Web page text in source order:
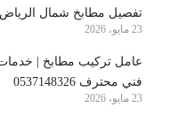
تفصيل مطابخ شمال الرياض 0537148326
23 مايو، 2026
عامل تركيب مطابخ | خدمات
فني محترف 0537148326
23 مايو، 2026